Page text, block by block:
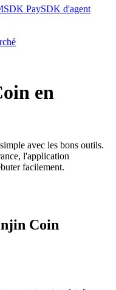
SDK PaySDK d'agent
en
avec les bons outils.
l'application
facilement.
Coin